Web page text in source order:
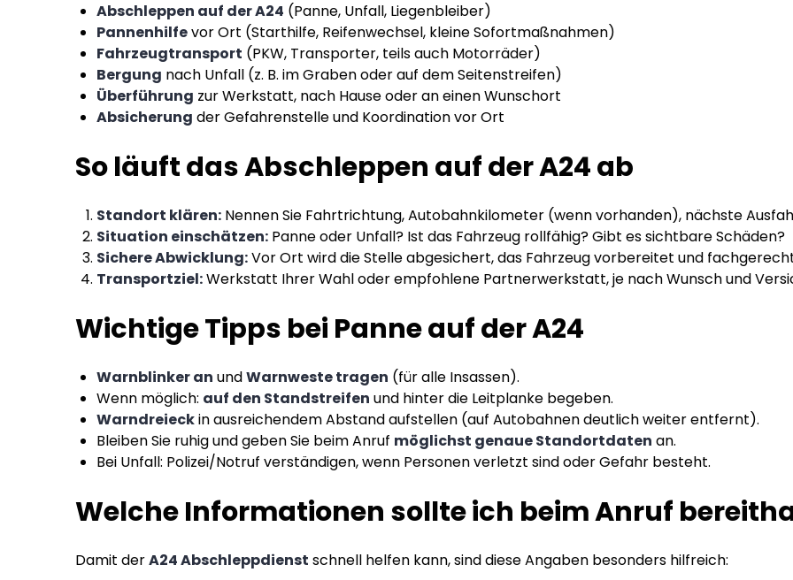
Abschleppen auf der A24 (Panne, Unfall, Liegenbleiber)
Pannenhilfevor Ort (Starthilfe, Reifenwechsel, kleine Sofortmaßnahmen)
Fahrzeugtransport (PKW, Transporter, teils auch Motorräder)
Bergung nach Unfall (z. B. im Graben oder auf dem Seitenstreifen)
Überführung zur Werkstatt, nach Hause oder an einen Wunschort
Absicherung der Gefahrenstelle und Koordination vor Ort
So läuft das Abschleppen auf der A24 ab
Standort klären: Nennen Sie Fahrtrichtung, Autobahnkilometer (wenn vorhanden), nächste
Situation einschätzen: Panne oder Unfall? Ist das Fahrzeug rollfähig? Gibt es sichtbare Schäden?
Sichere Abwicklung:Vor Ort wird die Stelle abgesichert, das Fahrzeug vorbereitet und
Transportziel:Werkstatt Ihrer Wahl oder empfohlene Partnerwerkstatt, je nach Wunsch und
Wichtige Tipps bei Panne auf der A24
Warnblinker an undWarnweste tragen (für alle Insassen).
Wenn möglich: auf den Standstreifen und hinter die Leitplanke begeben.
Warndreieckin ausreichendem Abstand aufstellen (auf Autobahnen deutlich weiter entfernt).
Bleiben Sie ruhig und geben Sie beim Anruf möglichst genaue Standortdaten an.
Bei Unfall: Polizei/Notruf verständigen, wenn Personen verletzt sind oder Gefahr besteht.
Welche Informationen sollte ich beim Anruf
Damit derA24 Abschleppdienst schnell helfen kann, sind diese Angaben besonders hilfreich: